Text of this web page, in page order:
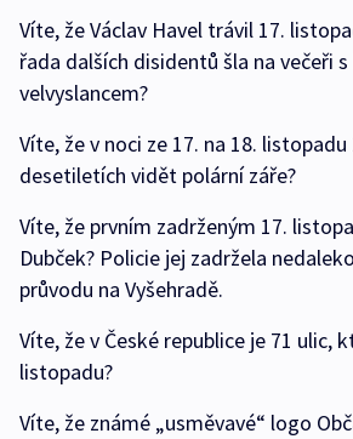
Víte, že Václav Havel trávil 17.
řada dalších disidentů šla na večeři
velvyslancem?
Víte, že v noci ze 17. na 18. listopadu
desetiletích vidět polární záře?
Víte, že prvním zadrženým 17.
Dubček? Policie jej zadržela
průvodu na Vyšehradě.
Víte, že v České republice je 71 ulic,
listopadu?
Víte, že známé „usměvavé“ logo